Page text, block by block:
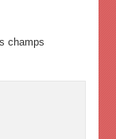
champs